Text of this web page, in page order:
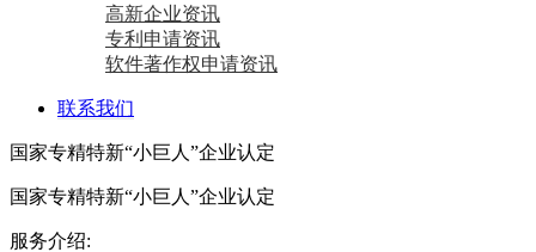
高新企业资讯
专利申请资讯
软件著作权申请资讯
联系我们
国家专精特新“小巨人”企业认定
国家专精特新“小巨人”企业认定
服务介绍: